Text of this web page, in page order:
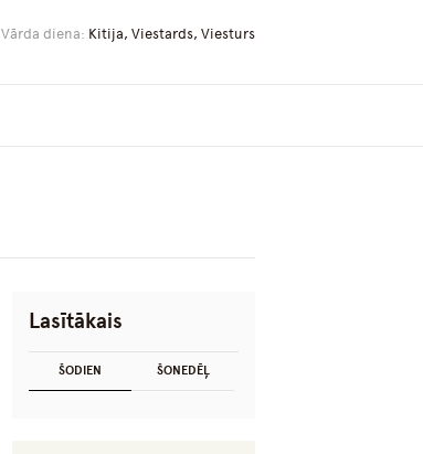
Vārda diena: Kitija, Viestards, Viesturs
Lasītākais
ŠODIEN ŠONEDĒĻ